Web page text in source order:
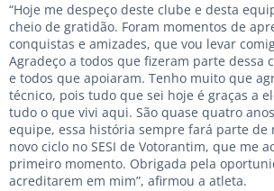
“Hoje me despeço deste clube e desta
cheio de gratidão. Foram momentos de
conquistas e amizades, que vou levar
Agradeço a todos que fizeram parte dessa
e todos que apoiaram. Tenho muito que
técnico, pois tudo que sei hoje é graças a
tudo o que vivi aqui. São quase quatro
equipe, essa história sempre fará parte de
novo ciclo no SESI de Votorantim, que me
primeiro momento. Obrigada pela
acreditarem em mim”, afirmou a atleta.